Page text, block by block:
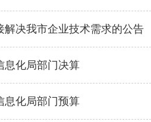
解决我市企业技术需求的公告
息化局部门决算
息化局部门预算